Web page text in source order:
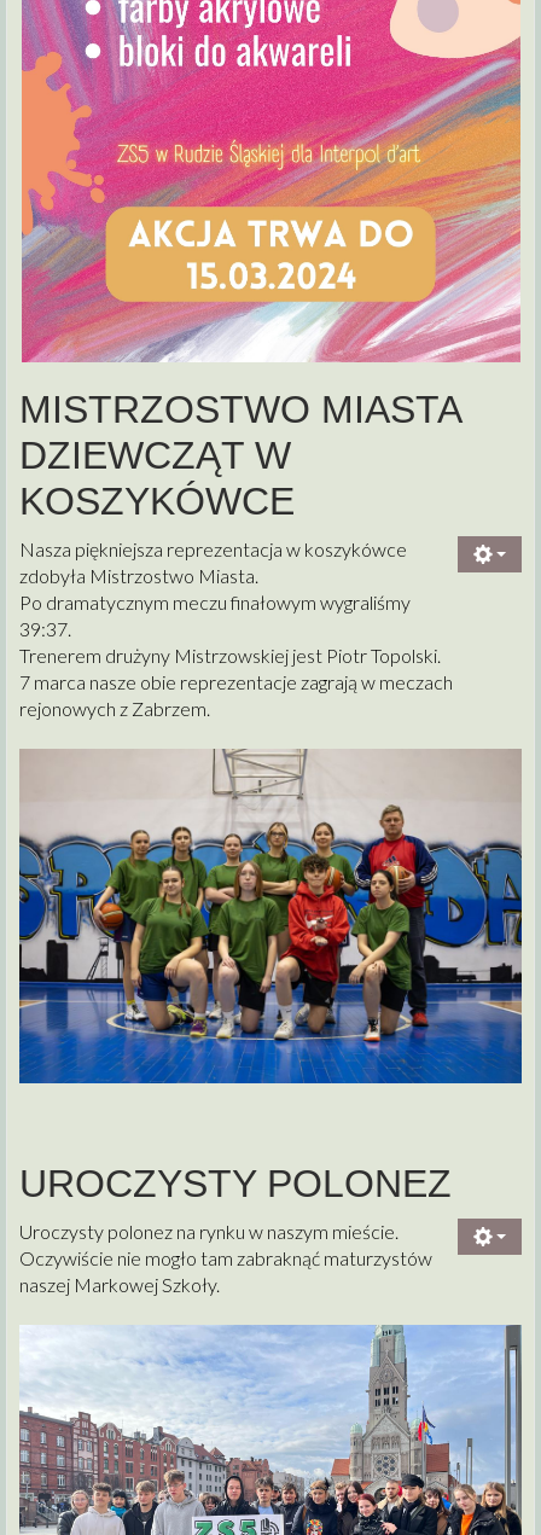
MISTRZOSTWO MIASTA
DZIEWCZĄT W
KOSZYKÓWCE
Nasza piękniejsza reprezentacja w koszykówce
zdobyła Mistrzostwo Miasta.
Po dramatycznym meczu finałowym wygraliśmy
39:37.
Trenerem drużyny Mistrzowskiej jest Piotr Topolski.
7 marca nasze obie reprezentacje zagrają w meczach
rejonowych z Zabrzem.
UROCZYSTY POLONEZ
Uroczysty polonez na rynku w naszym mieście.
Oczywiście nie mogło tam zabraknąć maturzystów
naszej Markowej Szkoły.